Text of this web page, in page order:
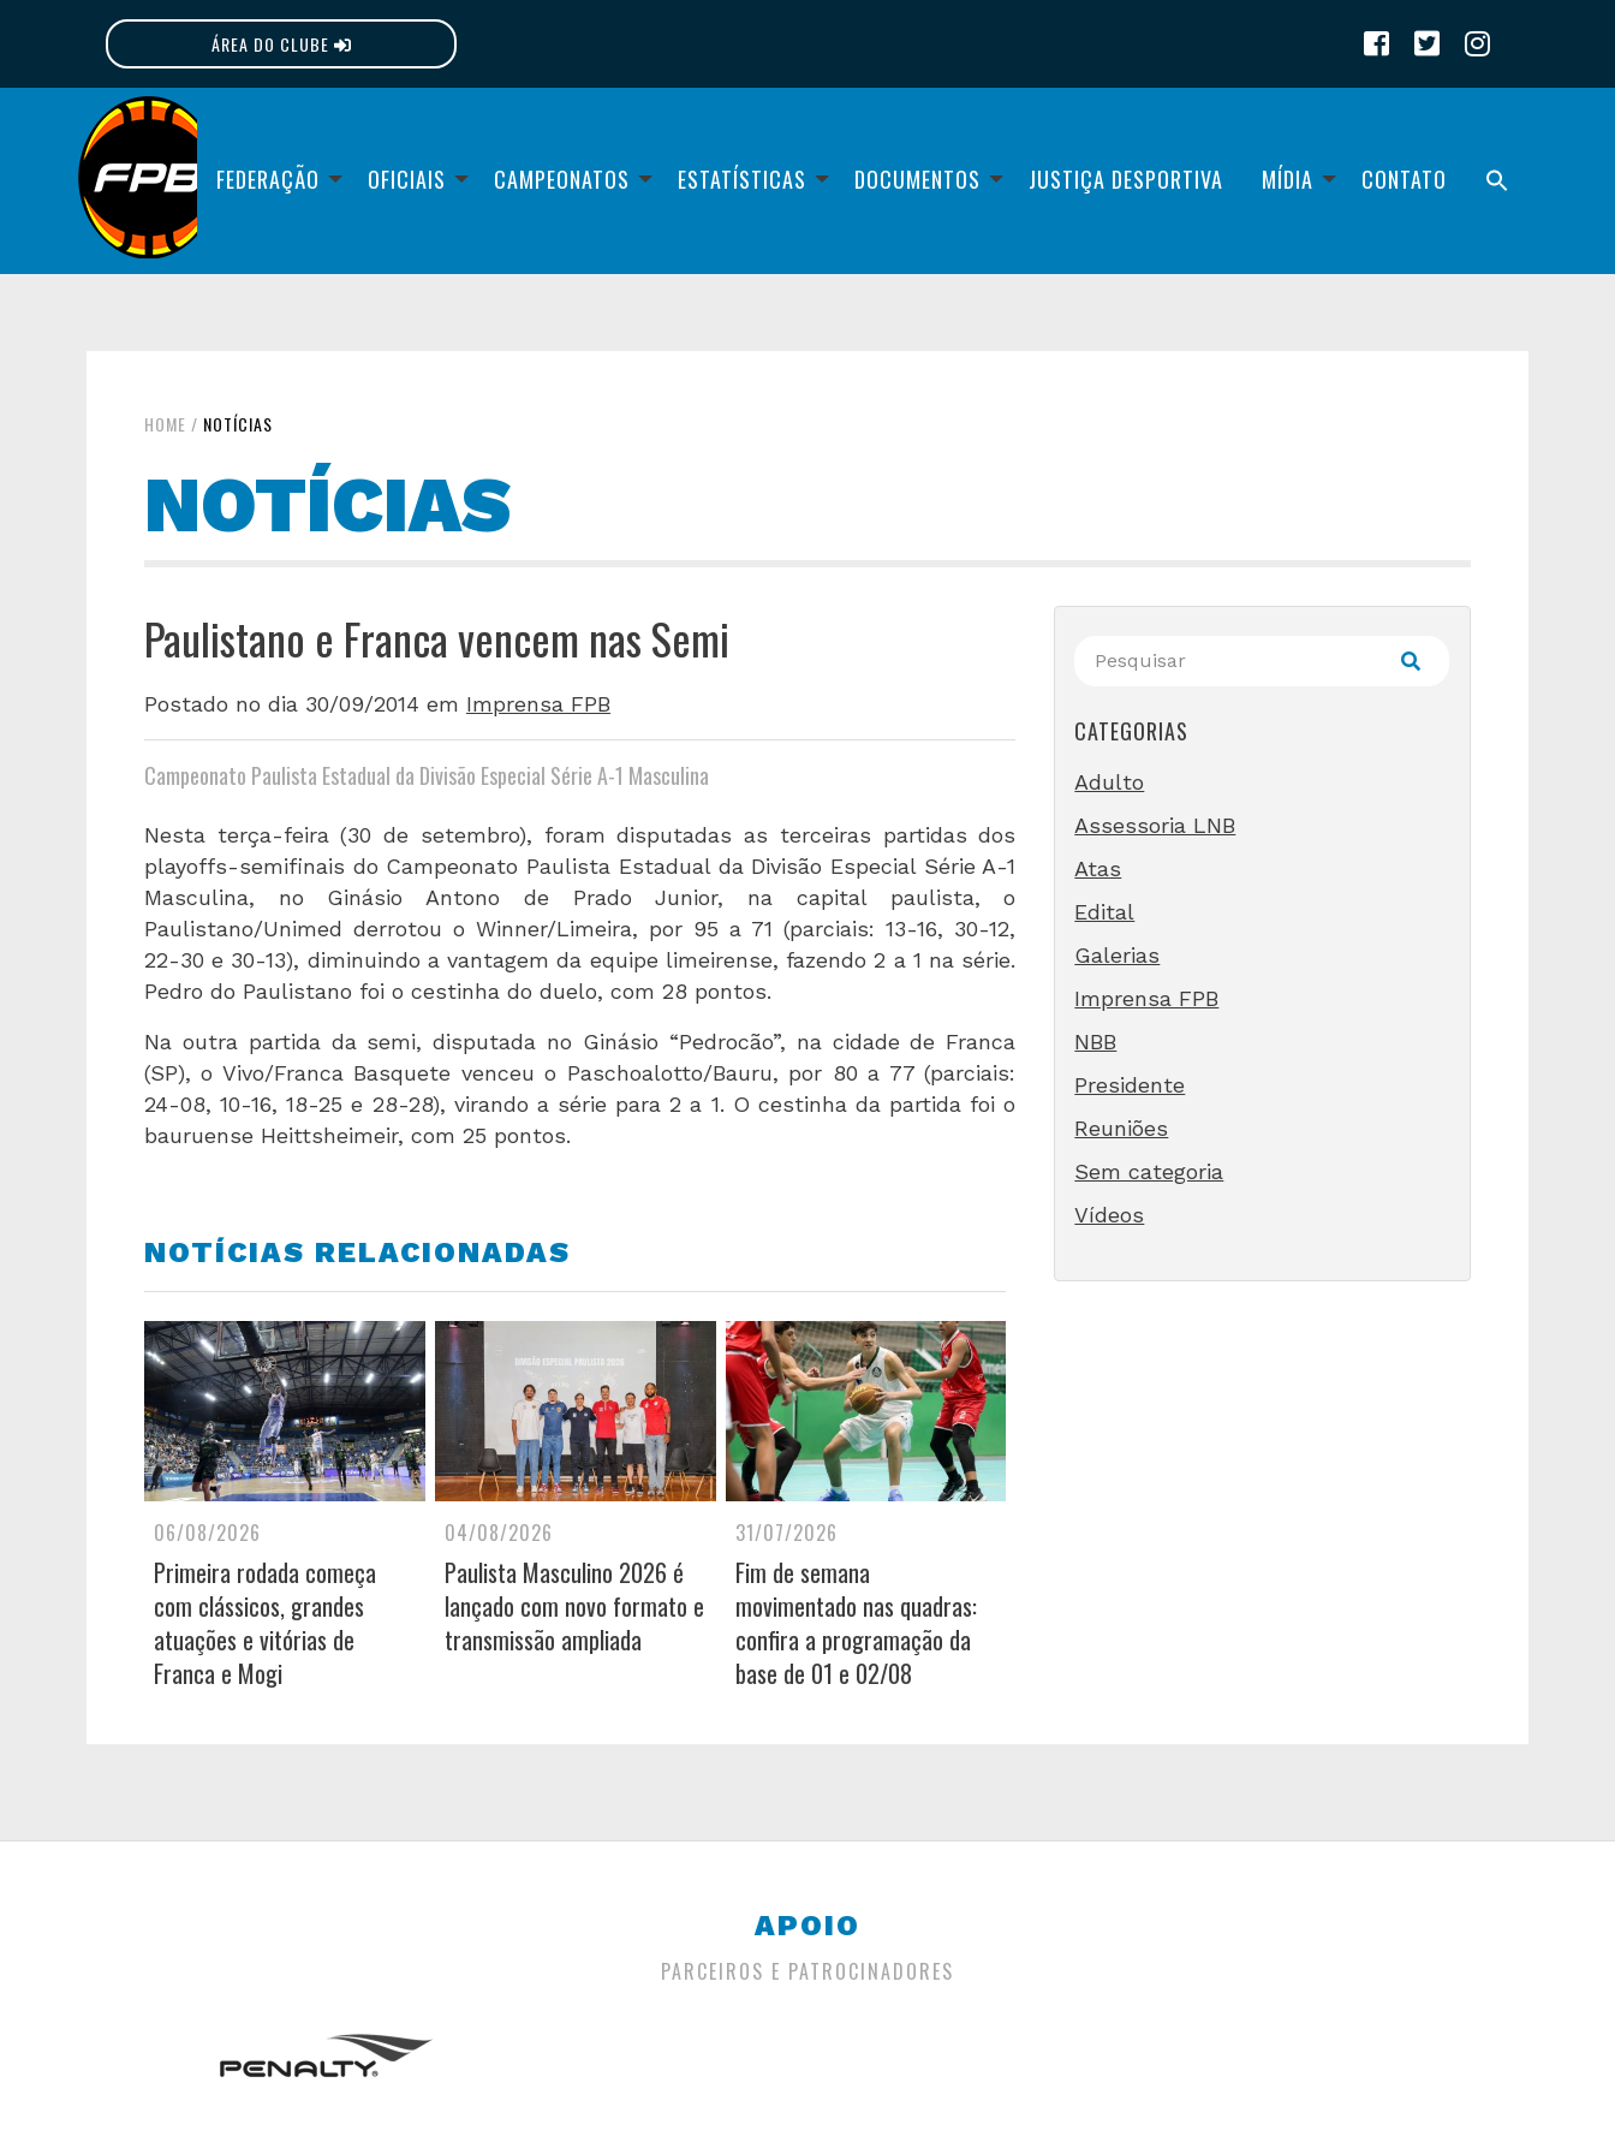
ÁREA DO CLUBE
FEDERAÇÃO OFICIAIS CAMPEONATOS ESTATÍSTICAS DOCUMENTOS JUSTIÇA DESPORTIVA MÍDIA CONTATO
HOME / NOTÍCIAS
NOTÍCIAS
Paulistano e Franca vencem nas Semi
Postado no dia 30/09/2014 em Imprensa FPB
Campeonato Paulista Estadual da Divisão Especial Série A-1 Masculina
Nesta terça-feira (30 de setembro), foram disputadas as terceiras partidas dos
playoffs-semifinais do Campeonato Paulista Estadual da Divisão Especial Série A-1
Masculina, no Ginásio Antono de Prado Junior, na capital paulista, o
Paulistano/Unimed derrotou o Winner/Limeira, por 95 a 71 (parciais: 13-16, 30-12,
22-30 e 30-13), diminuindo a vantagem da equipe limeirense, fazendo 2 a 1 na série.
Pedro do Paulistano foi o cestinha do duelo, com 28 pontos.
Na outra partida da semi, disputada no Ginásio “Pedrocão”, na cidade de Franca
(SP), o Vivo/Franca Basquete venceu o Paschoalotto/Bauru, por 80 a 77 (parciais:
24-08, 10-16, 18-25 e 28-28), virando a série para 2 a 1. O cestinha da partida foi o
bauruense Heittsheimeir, com 25 pontos.
NOTÍCIAS RELACIONADAS
06/08/2026
Primeira rodada começa
com clássicos, grandes
atuações e vitórias de
Franca e Mogi
04/08/2026
Paulista Masculino 2026 é
lançado com novo formato e
transmissão ampliada
31/07/2026
Fim de semana
movimentado nas quadras:
confira a programação da
base de 01 e 02/08
CATEGORIAS
Adulto
Assessoria LNB
Atas
Edital
Galerias
Imprensa FPB
NBB
Presidente
Reuniões
Sem categoria
Vídeos
APOIO
PARCEIROS E PATROCINADORES